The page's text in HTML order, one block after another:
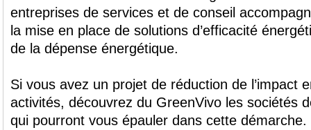
entreprises de services et de conseil
la mise en place de solutions d’efficacité
de la dépense énergétique.
Si vous avez un projet de réduction de l’impact
activités, découvrez du GreenVivo les sociétés
qui pourront vous épauler dans cette démarche.